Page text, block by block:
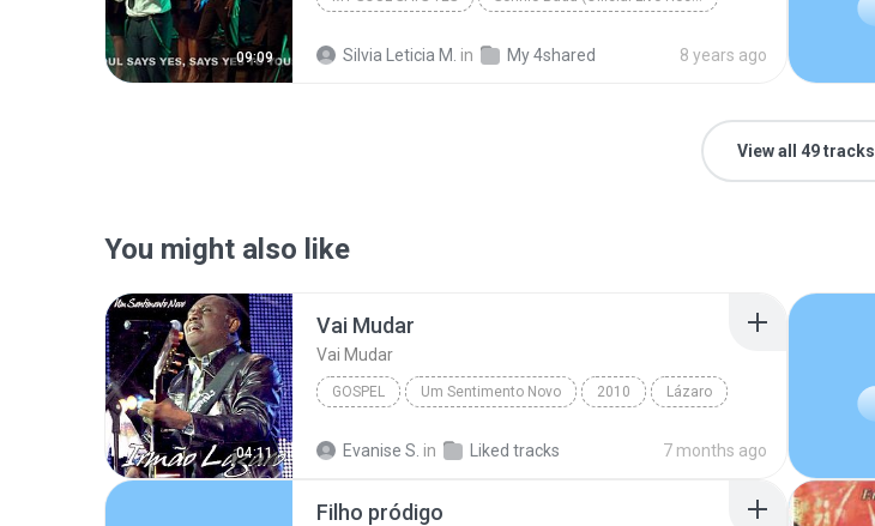
09:09 Silvia Leticia M. in My 4shared 8 years ago
View all 49 tracks
You might also like
04:11
Vai Mudar
Vai Mudar
GOSPEL Um Sentimento Novo 2010 Lázaro
Evanise S. in Liked tracks 7 months ago
Filho pródigo